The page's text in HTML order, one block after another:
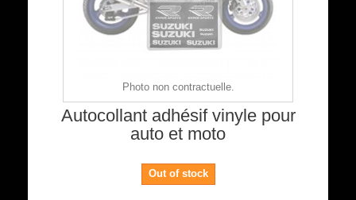
Photo non contractuelle.
Autocollant adhésif vinyle pour
auto et moto
Out of stock